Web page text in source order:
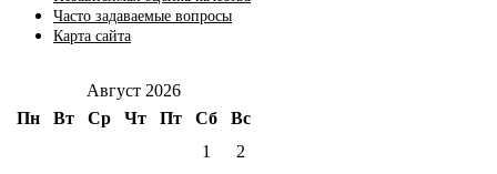
Часто задаваемые вопросы
Карта сайта
Август 2026
Пн
Вт Ср Чт Пт Сб
Вс
1
2